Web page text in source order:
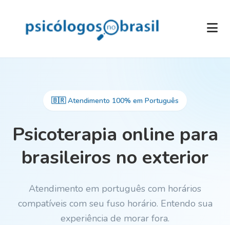
🇧🇷 Atendimento 100% em Português
Psicoterapia online para
brasileiros no exterior
Atendimento em português com horários
compatíveis com seu fuso horário. Entendo sua
experiência de morar fora.